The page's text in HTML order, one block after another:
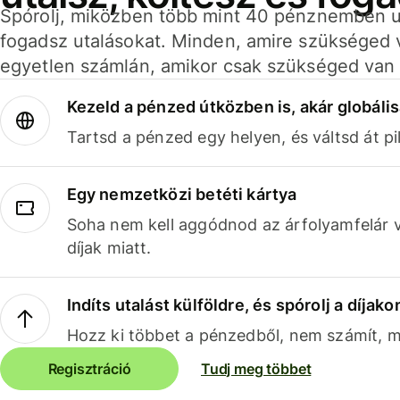
Spórolj, miközben több mint 40 pénznemben
fogadsz utalásokat. Minden, amire szükséged
egyetlen számlán, amikor csak szükséged van
Kezeld a pénzed útközben is, akár
Tartsd a pénzed egy helyen, és váltsd át
Egy nemzetközi betéti kártya
Soha nem kell aggódnod az árfolyamfelár
díjak miatt.
Indíts utalást külföldre, és spórolj a
Hozz ki többet a pénzedből, nem számít,
Regisztráció Tudj meg többet